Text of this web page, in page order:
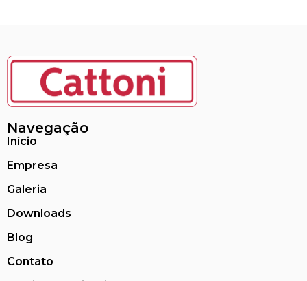
Navegação
Início
Empresa
Galeria
Downloads
Blog
Contato